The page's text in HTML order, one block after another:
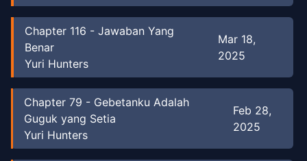
Chapter 116 - Jawaban Yang
Benar
Yuri Hunters
Mar 18,
2025
Chapter 79 - Gebetanku Adalah
Guguk yang Setia
Yuri Hunters
Feb 28,
2025